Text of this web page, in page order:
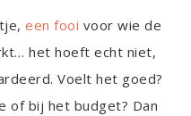
een fooi voor wie de
het hoeft echt niet,
Voelt het goed?
of bij het budget? Dan